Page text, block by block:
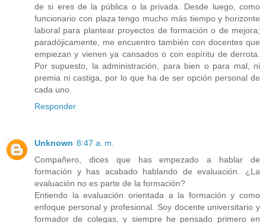
de si eres de la pública o la privada. Desde luego, como
funcionario con plaza tengo mucho más tiempo y horizonte
laboral para plantear proyectos de formación o de mejora;
paradójicamente, me encuentro también con docentes que
empiezan y vienen ya cansados o con espíritu de derrota.
Por supuesto, la administración, para bien o para mal, ni
premia ni castiga, por lo que ha de ser opción personal de
cada uno.
Responder
Unknown 8:47 a. m.
Compañero, dices que has empezado a hablar de
formación y has acabado hablando de evaluación. ¿La
evaluación no es parte de la formación?
Entiendo la evaluación orientada a la formación y como
enfoque personal y profesional. Soy docente universitario y
formador de colegas, y siempre he pensado primero en